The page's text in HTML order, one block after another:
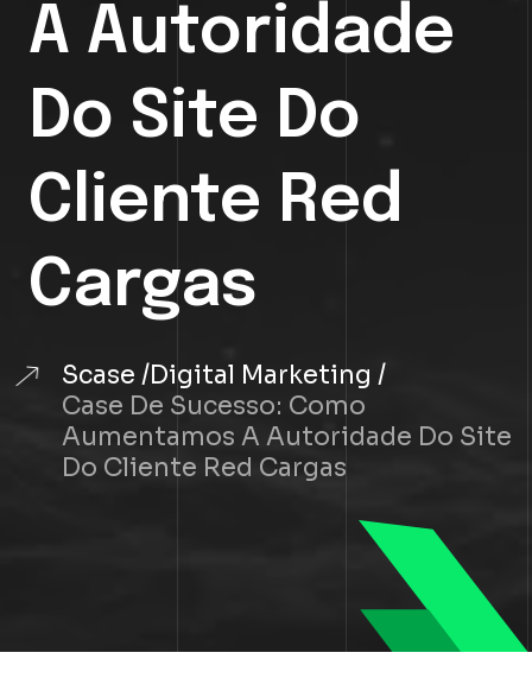
A Autoridade
Do Site Do
Cliente Red
Cargas
Scase
Digital Marketing
Case De Sucesso: Como
Aumentamos A Autoridade Do Site
Do Cliente Red Cargas